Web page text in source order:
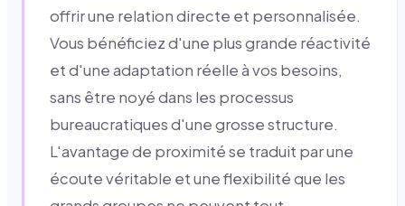
offrir une relation directe et personnalisée.
Vous bénéficiez d'une plus grande réactivité
et d'une adaptation réelle à vos besoins,
sans être noyé dans les processus
bureaucratiques d'une grosse structure.
L'avantage de proximité se traduit par une
écoute véritable et une flexibilité que les